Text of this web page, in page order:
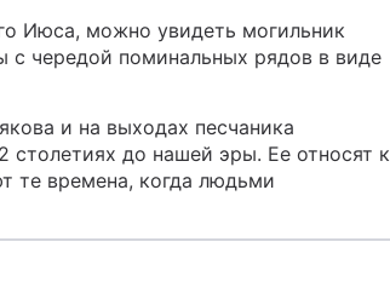
Июса, можно увидеть могильник
с чередой поминальных рядов в виде
и на выходах песчаника
столетиях до нашей эры. Ее относят к
те времена, когда людьми